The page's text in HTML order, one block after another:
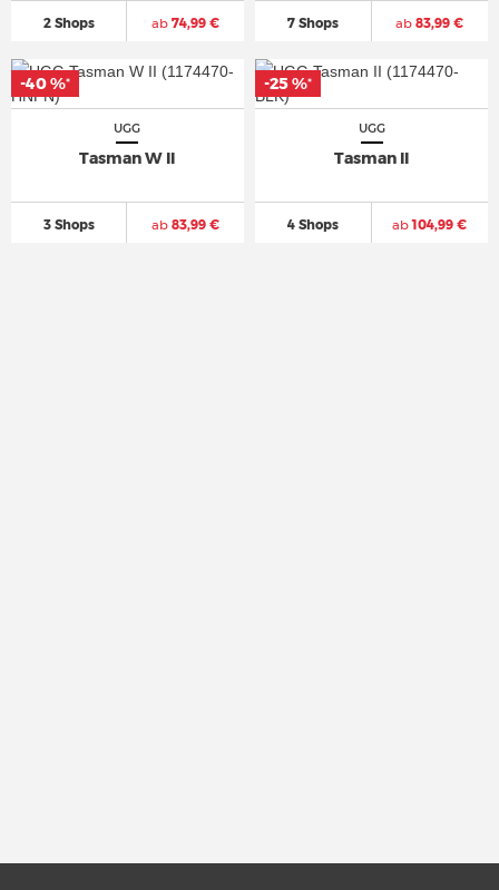
2 Shops ab74,99 € 7 Shops ab 83,99 €
UGG
Tasman W II
3 Shops ab83,99 €
-40 %*
-40 %*
UGG
Tasman II
4 Shops ab104,99 €
-25 %*
-25 %*